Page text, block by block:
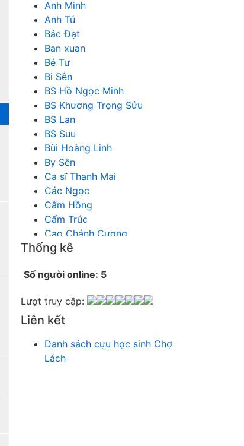
Anh Minh
Anh Tú
Bác Đạt
Ban xuan
Bé Tư
Bi Sên
BS Hồ Ngọc Minh
BS Khương Trọng Sửu
BS Lan
BS Suu
Bùi Hoàng Linh
By Sên
Ca sĩ Thanh Mai
Các Ngọc
Cẩm Hồng
Cẩm Trúc
Cao Chánh Cương
Cao Nhật Quyên
Chích Chị
Chu Trầm Nguyên Minh
Cò Bằng
Công Bình
Công Hòa
Thống kê
Số người online: 5
Lượt truy cập:
Liên kết
Danh sách cựu học sinh Chợ
Lách